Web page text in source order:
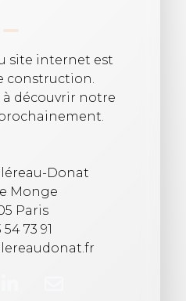
site internet est
construction.
à découvrir notre
Donat
Monge
Paris
54 73 91